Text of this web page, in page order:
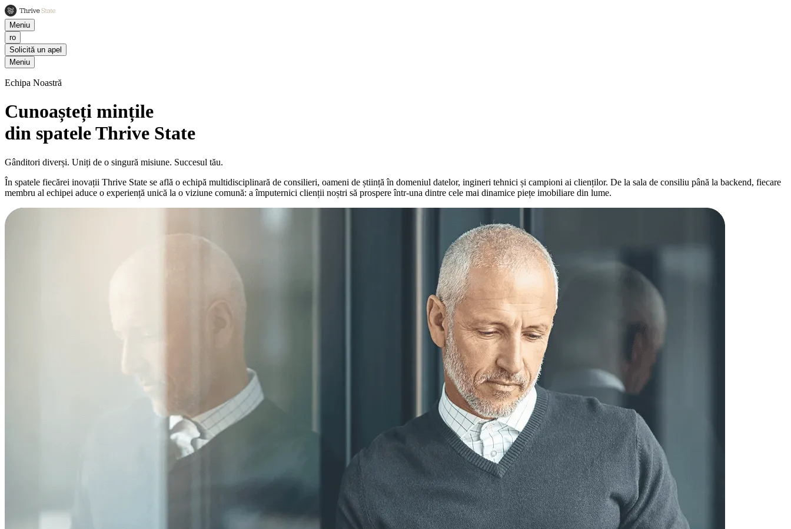
Meniu
ro
Solicită un apel
Meniu
Echipa Noastră
Cunoașteți mințile
din spatele Thrive State
Gânditori diverși. Uniți de o singură misiune. Succesul tău.
În spatele fiecărei inovații Thrive State se află o echipă multidisciplinară de consilieri, oameni de știință în domeniul datelor, ingineri tehnici și campioni ai clienților. De la sala de consiliu până la backend, fiecare
membru al echipei aduce o experiență unică la o viziune comună: a împuternici clienții noștri să prospere într-una dintre cele mai dinamice piețe imobiliare din lume.